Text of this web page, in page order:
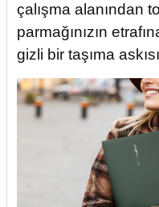
çalışma alanından
parmağınızın
gizli bir taşıma